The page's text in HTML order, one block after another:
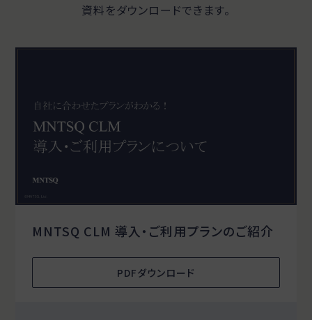
資料をダウンロードできます。
MNTSQ CLM 導入・ご利用プランのご紹介
PDFダウンロード